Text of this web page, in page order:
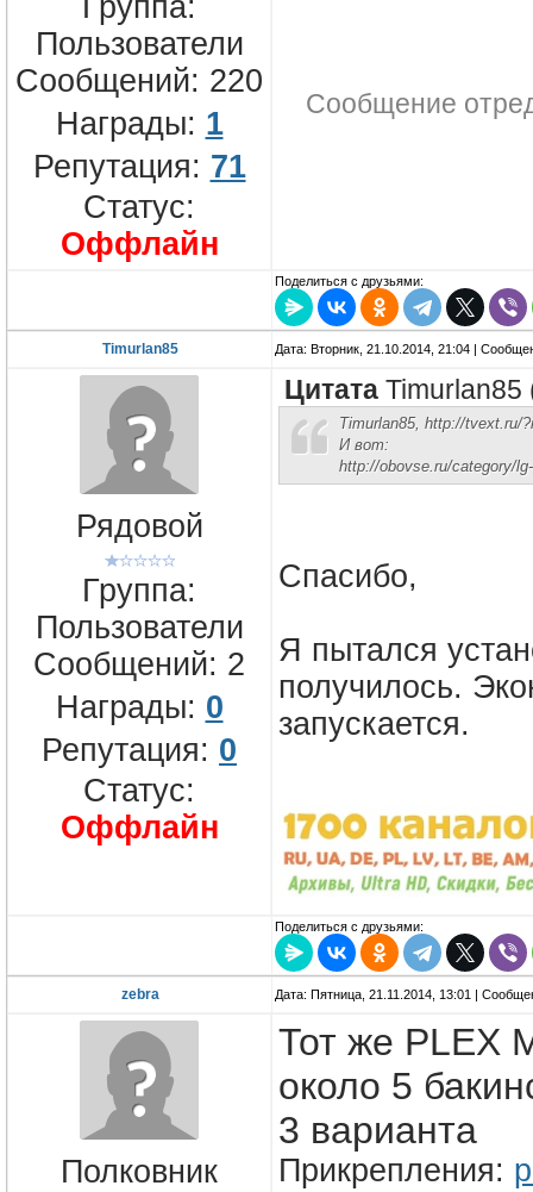
Пользователи
Сообщений: 220
Награды: 1
Репутация: 71
Статус:
Оффлайн
Сообщение
Поделиться с друзьями:
Timurlan85 Дата: Вторник, 21.10.2014, 21:04 |
Рядовой
Группа:
Пользователи
Сообщений: 2
Награды: 0
Репутация: 0
Статус:
Оффлайн
Цитата Timurlan85
Timurlan85, http://
И вот:
http://obovse.ru/category/
Спасибо,
Я пытался
получилось.
запускается.
Поделиться с друзьями:
zebra Дата: Пятница, 21.11.2014, 13:01 |
Полковник
Тот же PLEX
около 5
3 варианта
Прикрепления: